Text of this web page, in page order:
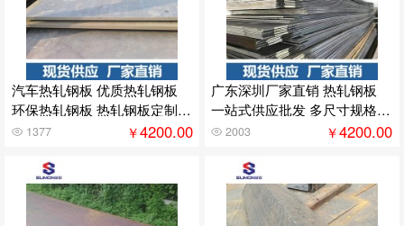
汽车热轧钢板 优质热轧钢板
环保热轧钢板 热轧钢板定制 4
0mm1377 ￥4200.00
广东深圳厂家直销 热轧钢板
一站式供应批发 多尺寸规格25
mm 30mm
2003 ￥4200.00